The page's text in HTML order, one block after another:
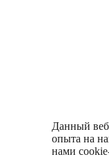
Данный
опыта на
нами